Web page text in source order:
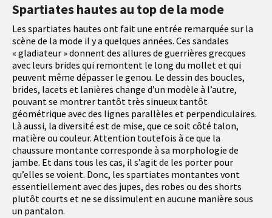
Spartiates hautes au top de la mode
Les spartiates hautes ont fait une entrée remarquée sur la
scène de la mode il y a quelques années. Ces sandales
« gladiateur » donnent des allures de guerrières grecques
avec leurs brides qui remontent le long du mollet et qui
peuvent même dépasser le genou. Le dessin des boucles,
brides, lacets et lanières change d’un modèle à l’autre,
pouvant se montrer tantôt très sinueux tantôt
géométrique avec des lignes parallèles et perpendiculaires.
Là aussi, la diversité est de mise, que ce soit côté talon,
matière ou couleur. Attention toutefois à ce que la
chaussure montante corresponde à sa morphologie de
jambe. Et dans tous les cas, il s’agit de les porter pour
qu’elles se voient. Donc, les spartiates montantes vont
essentiellement avec des jupes, des robes ou des shorts
plutôt courts et ne se dissimulent en aucune manière sous
un pantalon.